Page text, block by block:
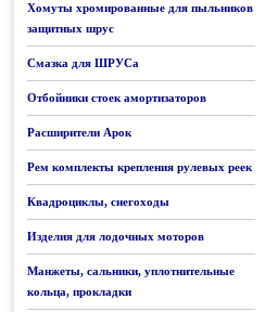
Хомуты хромированные для пыльников
защитных шрус
Смазка для ШРУСа
Отбойники стоек амортизаторов
Расширители Арок
Рем комплекты крепления рулевых реек
Квадроциклы, снегоходы
Изделия для лодочных моторов
Манжеты, сальники, уплотнительные
кольца, прокладки